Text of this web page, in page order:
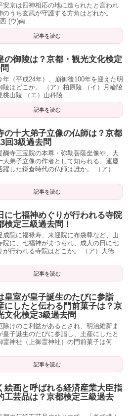
安京は四神相応の地に造られたと言われ
のうち玄武が守護する方角はどれか。
(ウ)南...
記事を読む
の御陵は？京都・観光文化検定
年（平成24年）、崩御後100年を迎えた明
陵はどこか。 （ア）柏原陵 （イ）月輪陵
桃山陵 （エ）山科陵 ...
記事を読む
の十大弟子立像の仏師は？京都
回3級過去問
醐寺三宝院の本尊・弥勒菩薩坐像や、大
大弟子立像の作者として知られる、運慶
躍した鎌倉時代の仏師は誰か。 （ア）
記事を読む
に七福神めぐりが行われる寺院
検定三級過去問！
成院に福禄寿、来迎院に布袋尊など、山
院に、七福神がまつられ、成人の日に七
が行われる寺院はどこか。 （ア）大徳
記事を読む
皇室が皇子誕生のたびに参詣
にしたと伝わる門前菓子は？京
文化検定3級過去問
除けのご利益があるとされ、明治維新ま
皇子誕生のたびに参詣し、土産にしたと
霊神社（上御霊神社）の門前菓子は何
記事を読む
絵画と呼ばれる経済産業大臣指
工芸品は？京都検定三級過去